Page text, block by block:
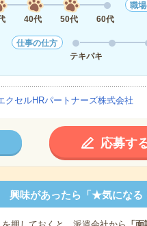
40代 50代 60代
職
仕事の仕方
テキパキ
クセルHRパートナーズ株式会社
応募す
興味があったら「★気になる